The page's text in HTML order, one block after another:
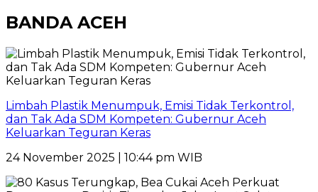
BANDA ACEH
Limbah Plastik Menumpuk, Emisi Tidak Terkontrol,
dan Tak Ada SDM Kompeten: Gubernur Aceh
Keluarkan Teguran Keras
24 November 2025 | 10:44 pm WIB